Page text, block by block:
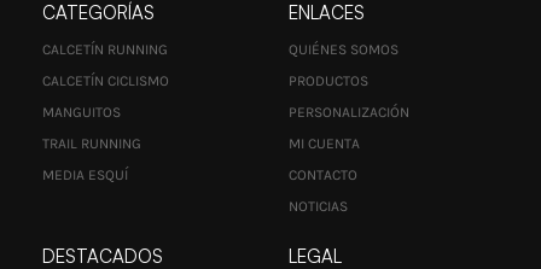
CATEGORÍAS
CALCETÍN RUNNING
CALCETÍN CICLISMO
MANGUITOS
TRAIL RUNNING
MEDIA ESQUÍ
ENLACES
QUIÉNES SOMOS
PRODUCTOS
PERSONALIZACIÓN
MI CUENTA
CONTACTO
NOTICIAS
DESTACADOS LEGAL